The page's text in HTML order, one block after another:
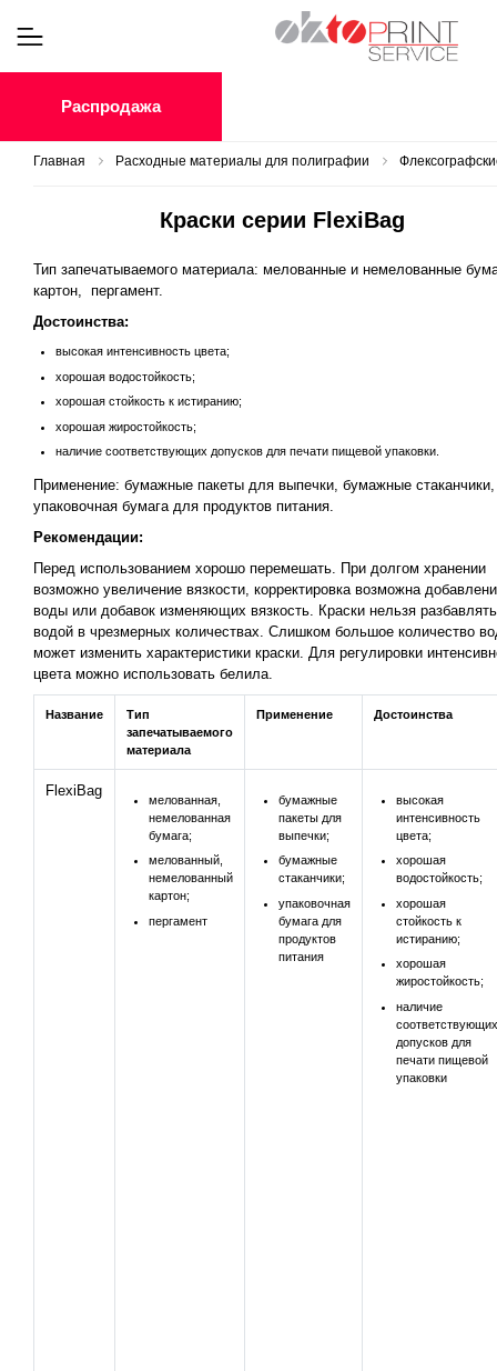
Распродажа
Главная Расходные материалы для полиграфии
Краски серии FlexiBag
Тип запечатываемого материала: мелованные и немелованные
картон, пергамент.
Достоинства:
высокая интенсивность цвета;
хорошая водостойкость;
хорошая стойкость к истиранию;
хорошая жиростойкость;
наличие соответствующих допусков для печати пищевой упаковки.
Применение: бумажные пакеты для выпечки, бумажные стаканчики,
упаковочная бумага для продуктов питания.
Рекомендации:
Перед использованием хорошо перемешать. При долгом хранении
возможно увеличение вязкости, корректировка возможна
воды или добавок изменяющих вязкость. Краски нельзя разбавлять
водой в чрезмерных количествах. Слишком большое количество
может изменить характеристики краски. Для регулировки
цвета можно использовать белила.
Название
Тип
запечатываемого
материала
Применение Достоинства
FlexiBag
мелованная,
немелованная
бумага;
мелованный,
немелованный
картон;
пергамент
бумажные
пакеты для
выпечки;
бумажные
стаканчики;
упаковочная
бумага для
продуктов
питания
высокая
интенсивность
цвета;
хорошая
водостойкость;
хорошая
стойкость к
истиранию;
хорошая
жиростойкость;
наличие
соответствующих
допусков для
печати пищевой
упаковки